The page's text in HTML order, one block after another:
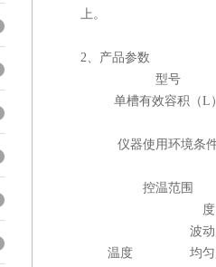
上。
2、产品参数
型号
单槽有效容积（L
仪器使用环境条
控温范围
温度
度
波
均